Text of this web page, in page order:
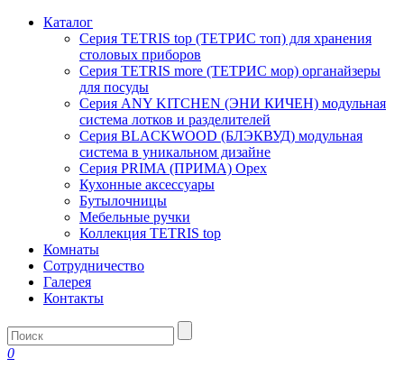
Каталог
Серия TETRIS top (ТЕТРИС топ) для хранения
столовых приборов
Серия TETRIS more (ТЕТРИС мор) органайзеры
для посуды
Серия ANY KITCHEN (ЭНИ КИЧЕН) модульная
система лотков и разделителей
Серия BLACKWOOD (БЛЭКВУД) модульная
система в уникальном дизайне
Серия PRIMA (ПРИМА) Орех
Кухонные аксессуары
Бутылочницы
Мебельные ручки
Коллекция TETRIS top
Комнаты
Сотрудничество
Галерея
Контакты
0